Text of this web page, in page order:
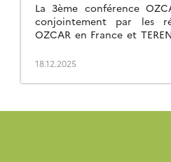
La 3ème conférence
conjointement par les
OZCAR en France et
au FIAP Jean Monnet.
et Bonn en 2023, elle a
18.12.2025